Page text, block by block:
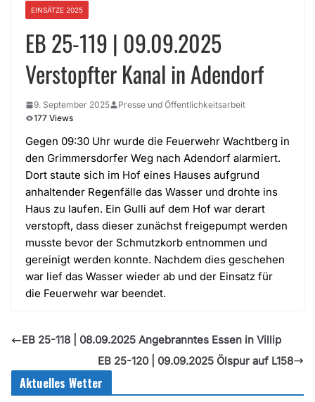
EINSÄTZE 2025
EB 25-119 | 09.09.2025
Verstopfter Kanal in Adendorf
9. September 2025
Presse und Öffentlichkeitsarbeit
177 Views
Gegen 09:30 Uhr wurde die Feuerwehr Wachtberg in
den Grimmersdorfer Weg nach Adendorf alarmiert.
Dort staute sich im Hof eines Hauses aufgrund
anhaltender Regenfälle das Wasser und drohte ins
Haus zu laufen. Ein Gulli auf dem Hof war derart
verstopft, dass dieser zunächst freigepumpt werden
musste bevor der Schmutzkorb entnommen und
gereinigt werden konnte. Nachdem dies geschehen
war lief das Wasser wieder ab und der Einsatz für
die Feuerwehr war beendet.
EB 25-118 | 08.09.2025 Angebranntes Essen in Villip
EB 25-120 | 09.09.2025 Ölspur auf L158
Aktuelles Wetter